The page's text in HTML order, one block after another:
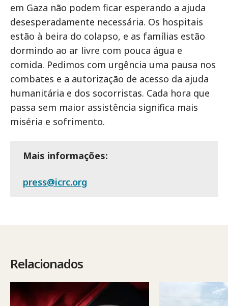
em Gaza não podem ficar esperando a ajuda
desesperadamente necessária. Os hospitais
estão à beira do colapso, e as famílias estão
dormindo ao ar livre com pouca água e
comida. Pedimos com urgência uma pausa nos
combates e a autorização de acesso da ajuda
humanitária e dos socorristas. Cada hora que
passa sem maior assistência significa mais
miséria e sofrimento.
Mais informações:
press@icrc.org
Relacionados